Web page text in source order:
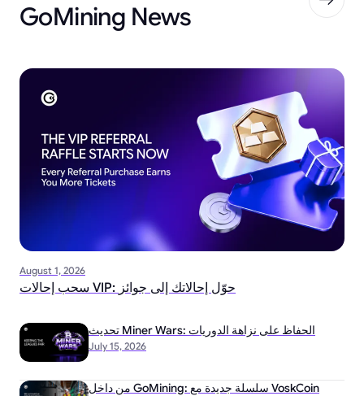
GoMining News
August 1, 2026
سحب إحالات VIP: حوّل إحالاتك إلى جوائز
July 15, 2026
تحديث Miner Wars: الحفاظ على نزاهة الدوريات
من داخل GoMining: سلسلة جديدة مع VoskCoin